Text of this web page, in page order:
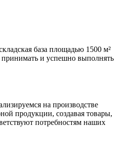
база площадью 1500 м²
принимать и успешно выполнять
на производстве
продукции, создавая товары,
потребностям наших